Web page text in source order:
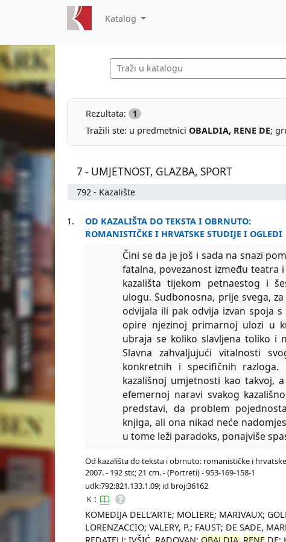
Katalog
Rezultata: 1
Tražili ste: u predmetnici OBALDIA, RENE DE;
7 - UMJETNOST, GLAZBA, SPORT
792 - Kazalište
1.
OD KAZALIŠTA DO TEKSTA I OBRNUTO:
ROMANISTIČKE I HRVATSKE STUDIJE I OGLEDI
Čini se da je još i sada na snazi
fatalna, povezanost između
kazališta tijekom petnaestog i
ulogu. Sudbonosna, prije svega,
odvijala ili pak odvija izvan spoja
opire njezinoj primarnoj ulozi u
ubraja se koliko slavljena toliko i
Slavna zahvaljujući vitalnosti
konkretnih i specifičnih
kazališnoj umjetnosti kao takvoj,
efemernoj naravi svakog
predstavi, da problem
knjiga, ali ona nikad neće
u tome leži paradoks, ponajviše
Od kazališta do teksta i obrnuto: romanističke i
2007. - 192 str.; 21 cm. - (Portreti) - 953-169-158-1
udk:792:821.133.1.09; id broj:36162
K :
KOMEDIJA DELL’ARTE; MOLIERE; MARIVAUX;
LORENZACCIO; VALERY, P.; FAUST; DE SADE,